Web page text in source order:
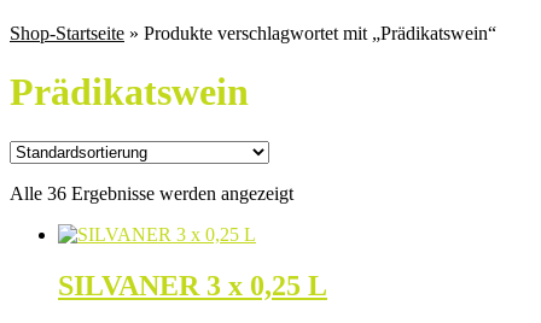
Shop-Startseite » Produkte verschlagwortet mit „Prädikatswein“
Prädikatswein
Alle 36 Ergebnisse werden angezeigt
SILVANER 3 x 0,25 L